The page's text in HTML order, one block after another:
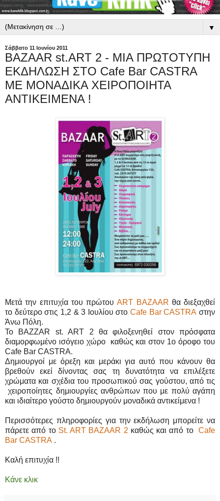
▼
Σάββατο 11 Ιουνίου 2011
BAZAAR st.ART 2 - ΜΙΑ ΠΡΩΤΟΤΥΠΗ
ΕΚΔΗΛΩΣΗ ΣΤΟ Cafe Bar CASTRA
ΜΕ ΜΟΝΑΔΙΚΑ ΧΕΙΡΟΠΟΙΗΤΑ
ΑΝΤΙΚΕΙΜΕΝΑ !
Μετά την επιτυχία του πρώτουART BAZAAR θα διεξαχθεί
το δεύτερο στις 1,2 & 3 Ιουλίου στοCafe Bar CASTRAστην
Άνω Πόλη.
Το BAZZAR st. ART 2 θα φιλοξενηθεί στον πρόσφατα
διαμορφωμένο ισόγειο χώρο καθώς και στον 1ο όροφο του
Cafe Bar CASTRA.
Δημιουργοί με όρεξη και μεράκι για αυτό που κάνουν θα
βρεθούν εκεί δίνοντας σας τη δυνατότητα να επιλέξετε
χρώματα και σχέδια του προσωπικού σας γούστου, από τις
χειροποίητες δημιουργίες ανθρώπων που με πολύ αγάπη
και ιδιαίτερο γούστο δημιουργούν μοναδικά αντικείμενα !
Περισσότερες πληροφορίες για την εκδήλωση μπορείτε να
πάρετε από το St. ART BAZAAR 2 καθώς και από το Cafe
Bar CASTRA .
Καλή επιτυχία !!
Κάνε κλικ